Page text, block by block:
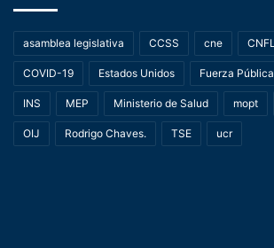
asamblea legislativa CCSS cne CNFL
COVID-19 Estados Unidos Fuerza Pública
INS MEP Ministerio de Salud mopt
OIJ Rodrigo Chaves. TSE ucr